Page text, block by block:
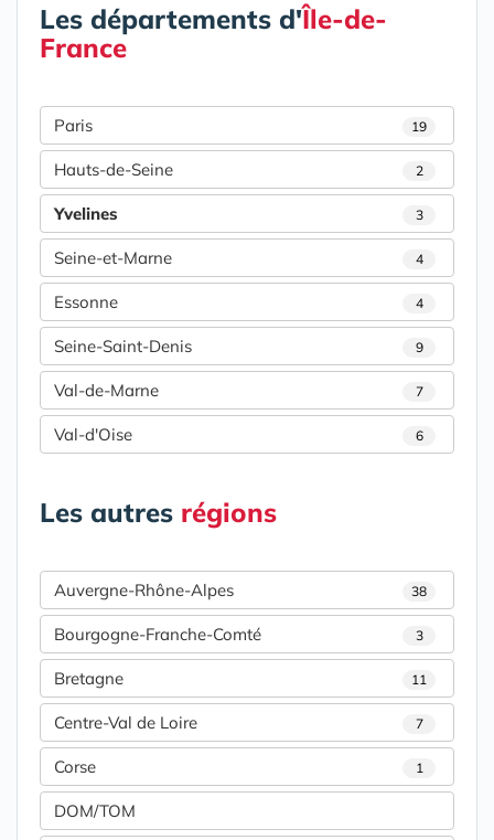
Les départements d'Île-de-
France
Paris 19
Hauts-de-Seine 2
Yvelines 3
Seine-et-Marne 4
Essonne 4
Seine-Saint-Denis 9
Val-de-Marne 7
Val-d'Oise 6
Les autres régions
Auvergne-Rhône-Alpes 38
Bourgogne-Franche-Comté 3
Bretagne 11
Centre-Val de Loire 7
Corse 1
DOM/TOM